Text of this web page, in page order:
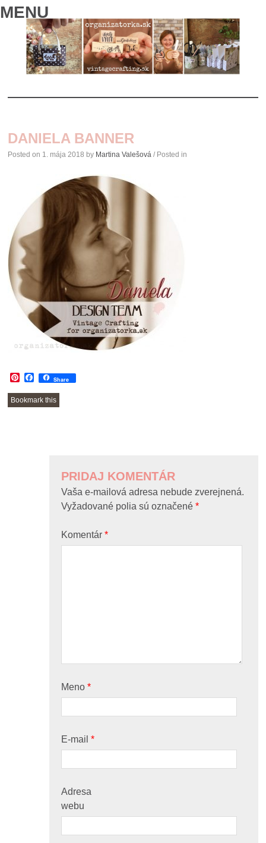
MENU
CONTENT
DANIELA BANNER
Posted on 1. mája 2018 by Martina Valešová / Posted in
Pinterest
Facebook
Share
Bookmark this
PRIDAJ KOMENTÁR
Vaša e-mailová adresa nebude zverejnená.
Vyžadované polia sú označené*
Komentár*
Meno*
E-mail*
Adresa
webu